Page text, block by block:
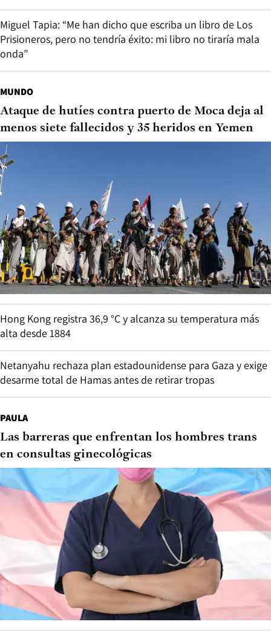
Miguel Tapia: “Me han dicho que escriba un libro de Los
Prisioneros, pero no tendría éxito: mi libro no tiraría mala
onda”
MUNDO
Ataque de hutíes contra puerto de Moca deja al
menos siete fallecidos y 35 heridos en Yemen
Hong Kong registra 36,9 °C y alcanza su temperatura más
alta desde 1884
Netanyahu rechaza plan estadounidense para Gaza y exige
desarme total de Hamas antes de retirar tropas
PAULA
Las barreras que enfrentan los hombres trans
en consultas ginecológicas